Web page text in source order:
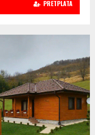
PRETPLATA